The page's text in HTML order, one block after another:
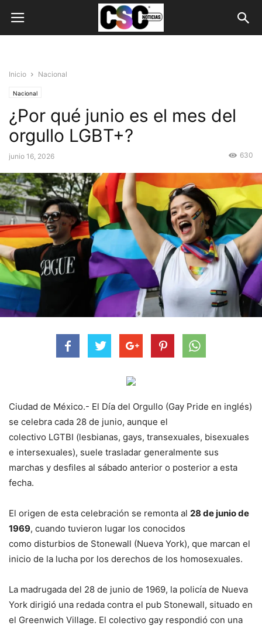
Inicio Nacional
Nacional
¿Por qué junio es el mes del
orgullo LGBT+?
junio 16, 2026 630
Ciudad de México.- El Día del Orgullo (Gay Pride en inglés)
se celebra cada 28 de junio, aunque el
colectivo LGTBI (lesbianas, gays, transexuales, bisexuales
e intersexuales), suele trasladar generalmente sus
marchas y desfiles al sábado anterior o posterior a esta
fecha.
El origen de esta celebración se remonta al 28 de junio de
1969, cuando tuvieron lugar los conocidos
como disturbios de Stonewall (Nueva York), que marcan el
inicio de la lucha por los derechos de los homosexuales.
La madrugada del 28 de junio de 1969, la policía de Nueva
York dirigió una redada contra el pub Stonewall, situado en
el Greenwich Village. El colectivo gay respondió con una